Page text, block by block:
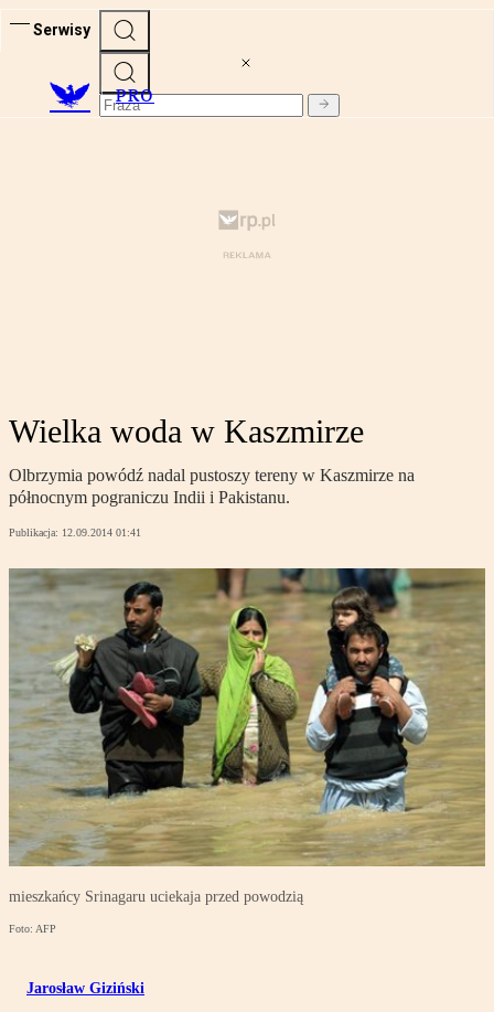
Serwisy
PRO
Wielka woda w Kaszmirze
Olbrzymia powódź nadal pustoszy tereny w Kaszmirze na
północnym pograniczu Indii i Pakistanu.
Publikacja: 12.09.2014 01:41
mieszkańcy Srinagaru uciekaja przed powodzią
Foto: AFP
Jarosław Giziński